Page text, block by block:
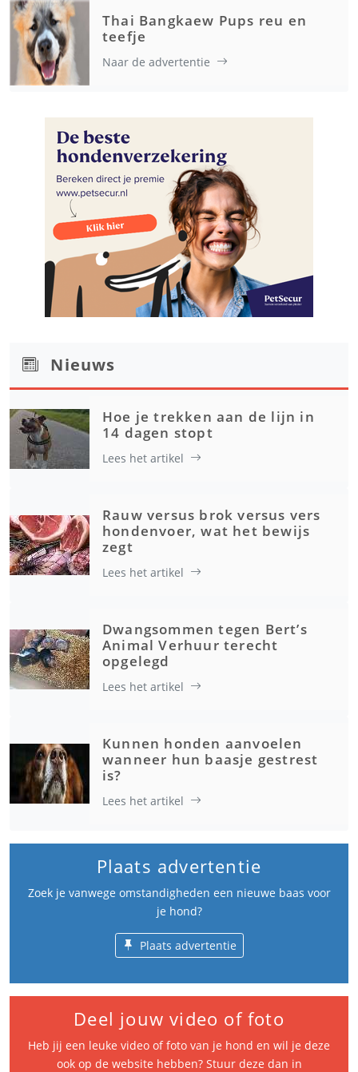
Thai Bangkaew Pups reu en
teefje
Naar de advertentie
Nieuws
Hoe je trekken aan de lijn in
14 dagen stopt
Lees het artikel
Rauw versus brok versus vers
hondenvoer, wat het bewijs
zegt
Lees het artikel
Dwangsommen tegen Bert’s
Animal Verhuur terecht
opgelegd
Lees het artikel
Kunnen honden aanvoelen
wanneer hun baasje gestrest
is?
Lees het artikel
Plaats advertentie
Zoek je vanwege omstandigheden een nieuwe baas voor
je hond?
Plaats advertentie
Deel jouw video of foto
Heb jij een leuke video of foto van je hond en wil je deze
ook op de website hebben? Stuur deze dan in